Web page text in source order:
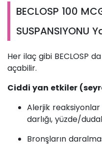
BECLOSP 100
SUSPANSIYONU
Her ilaç gibi BECLOSP
açabilir.
Ciddi yan etkiler
Alerjik reaksiyonlar
darlığı, yüzde/
Bronşların